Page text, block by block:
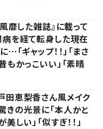
靡した雑誌』に載って
病を経て転身した現在
「ギャップ！！」「まさ
もかっこいい」「素晴
恵梨香さん風メイク
の光景に「本人かと
しい」「似すぎ！！」